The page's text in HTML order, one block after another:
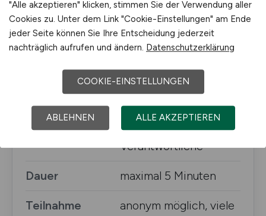
Studie
Recruiting Realities
Deutschland 2026
Eva Zils
Zielgruppe
Arbeitgeber,
Recruiter:innen, HR-
Verantwortliche
Dauer maximal 5 Minuten
Teilnahme
anonym möglich, viele
"Alle akzeptieren" klicken, stimmen Sie der Verwendung aller
Cookies zu. Unter dem Link "Cookie-Einstellungen" am Ende
jeder Seite können Sie Ihre Entscheidung jederzeit
nachträglich aufrufen und ändern. Datenschutzerklärung
COOKIE-EINSTELLUNGEN
ABLEHNEN ALLE AKZEPTIEREN